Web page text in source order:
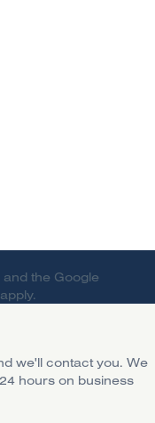
the Google
apply.
we'll contact you. We
hours on business